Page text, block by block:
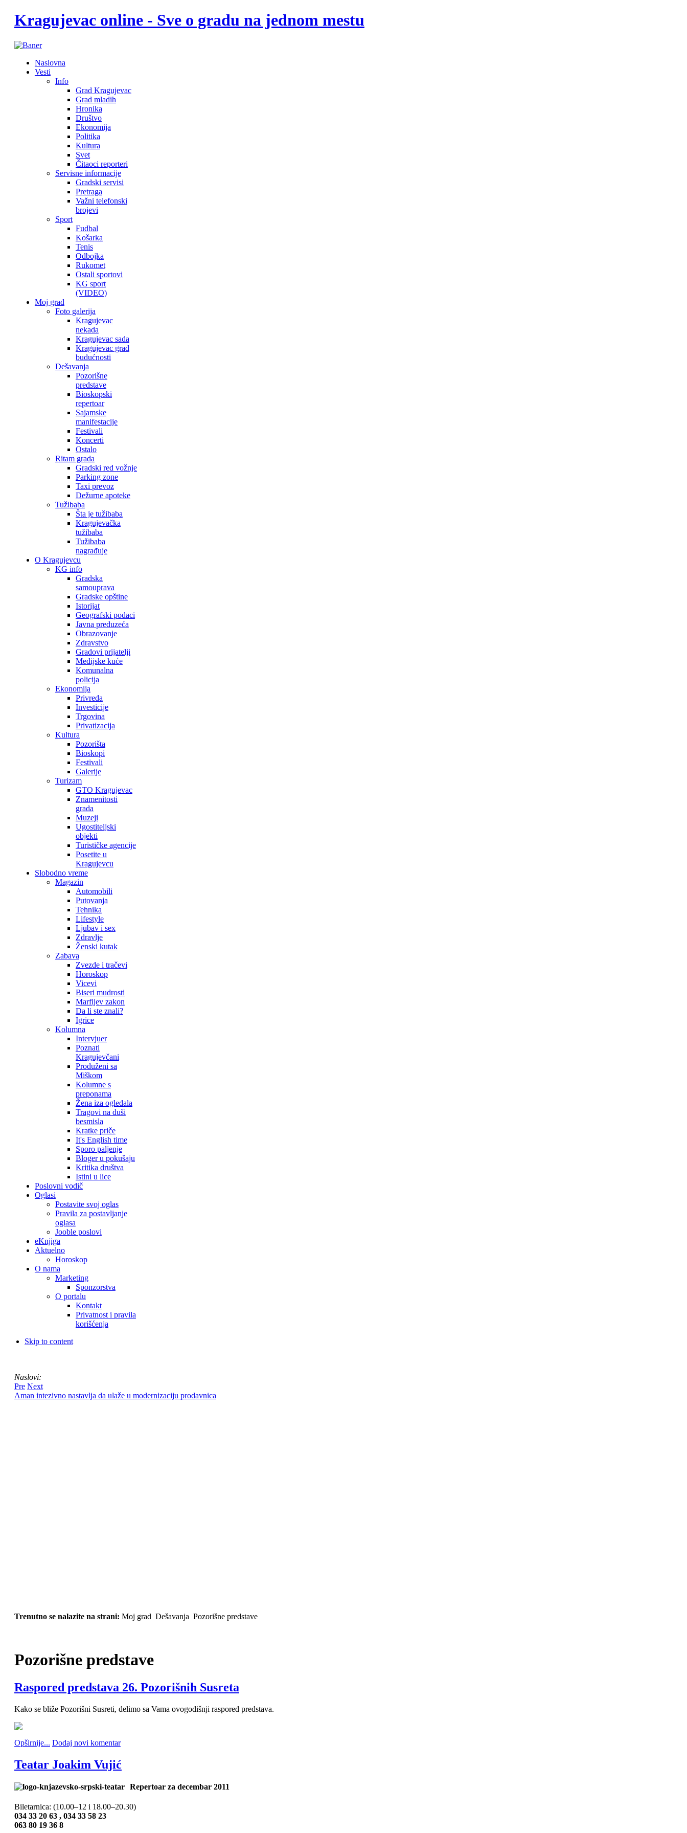
Kragujevac online - Sve o gradu na jednom mestu
Naslovna
Vesti
Info
Grad Kragujevac
Grad mladih
Hronika
Društvo
Ekonomija
Politika
Kultura
Svet
Čitaoci reporteri
Servisne informacije
Gradski servisi
Pretraga
Važni telefonski
brojevi
Sport
Fudbal
Košarka
Tenis
Odbojka
Rukomet
Ostali sportovi
KG sport
(VIDEO)
Moj grad
Foto galerija
Kragujevac
nekada
Kragujevac sada
Kragujevac grad
budućnosti
Dešavanja
Pozorišne
predstave
Bioskopski
repertoar
Sajamske
manifestacije
Festivali
Koncerti
Ostalo
Ritam grada
Gradski red vožnje
Parking zone
Taxi prevoz
Dežurne apoteke
Tužibaba
Šta je tužibaba
Kragujevačka
tužibaba
Tužibaba
nagrađuje
O Kragujevcu
KG info
Gradska
samouprava
Gradske opštine
Istorijat
Geografski podaci
Javna preduzeća
Obrazovanje
Zdravstvo
Gradovi prijatelji
Medijske kuće
Komunalna
policija
Ekonomija
Privreda
Investicije
Trgovina
Privatizacija
Kultura
Pozorišta
Bioskopi
Festivali
Galerije
Turizam
GTO Kragujevac
Znamenitosti
grada
Muzeji
Ugostiteljski
objekti
Turističke agencije
Posetite u
Kragujevcu
Slobodno vreme
Magazin
Automobili
Putovanja
Tehnika
Lifestyle
Ljubav i sex
Zdravlje
Ženski kutak
Zabava
Zvezde i tračevi
Horoskop
Vicevi
Biseri mudrosti
Marfijev zakon
Da li ste znali?
Igrice
Kolumna
Intervjuer
Poznati
Kragujevčani
Produženi sa
Miškom
Kolumne s
preponama
Žena iza ogledala
Tragovi na duši
besmisla
Kratke priče
It's English time
Sporo paljenje
Bloger u pokušaju
Kritika društva
Istini u lice
Poslovni vodič
Oglasi
Postavite svoj oglas
Pravila za postavljanje
oglasa
Jooble poslovi
eKnjiga
Aktuelno
Horoskop
O nama
Marketing
Sponzorstva
O portalu
Kontakt
Privatnost i pravila
korišćenja
Skip to content
Naslovi:
Pre Next
Aman intezivno nastavlja da ulaže u modernizaciju prodavnica
Trenutno se nalazite na strani: Moj grad Dešavanja Pozorišne predstave
Pozorišne predstave
Raspored predstava 26. Pozorišnih Susreta
Kako se bliže Pozorišni Susreti, delimo sa Vama ovogodišnji raspored predstava.
Opširnije... Dodaj novi komentar
Teatar Joakim Vujić
Repertoar za decembar 2011
Biletarnica: (10.00–12 i 18.00–20.30)
034 33 20 63 , 034 33 58 23
063 80 19 36 8